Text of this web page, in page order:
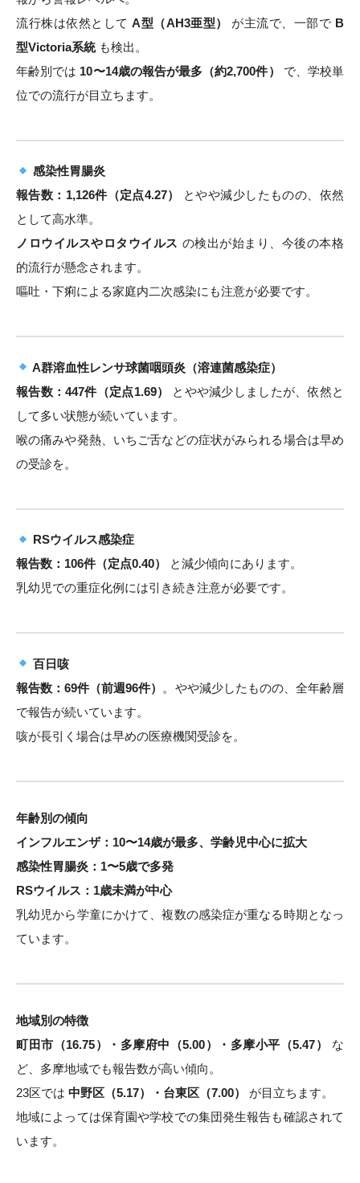
流行株は依然としてA型（AH3亜型） が主流で、一部で B
型Victoria系統も検出。
年齢別では 10〜14歳の報告が最多（約2,700件）
で、学校単
位での流行が目立ちます。
感染性胃腸炎
報告数：1,126件（定点4.27）
とやや減少したものの、依然
として高水準。
ノロウイルスやロタウイルス の検出が始まり、今後の本格
的流行が懸念されます。
嘔吐・下痢による家庭内二次感染にも注意が必要です。
A群溶血性レンサ球菌咽頭炎（溶連菌感染症）
報告数：447件（定点1.69）
とやや減少しましたが、依然と
して多い状態が続いています。
喉の痛みや発熱、いちご舌などの症状がみられる場合は早め
の受診を。
RSウイルス感染症
報告数：106件（定点0.40）
と減少傾向にあります。
乳幼児での重症化例には引き続き注意が必要です。
百日咳
報告数：69件（前週96件） 。やや減少したものの、全年齢層
で報告が続いています。
咳が長引く場合は早めの医療機関受診を。
年齢別の傾向
インフルエンザ：10〜14歳が最多、学齢児中心に拡大
感染性胃腸炎：1〜5歳で多発
RSウイルス：1歳未満が中心
乳幼児から学童にかけて、複数の感染症が重なる時期となっ
ています。
地域別の特徴
町田市（16.75）・多摩府中（5.00）・多摩小平（5.47）
な
ど、多摩地域でも報告数が高い傾向。
23区では 中野区（5.17）・台東区（7.00）
が目立ちます。
地域によっては保育園や学校での集団発生報告も確認されて
います。